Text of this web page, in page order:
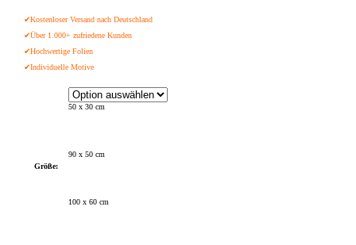
✔Kostenloser Versand nach Deutschland
✔Über 1.000+ zufriedene Kunden
✔Hochwertige Folien
✔Individuelle Motive
Größe:
50 x 30 cm
90 x 50 cm
100 x 60 cm